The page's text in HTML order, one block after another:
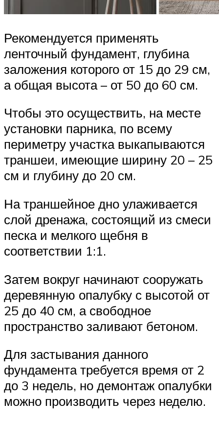
Рекомендуется применять
ленточный фундамент, глубина
заложения которого от 15 до 29 см,
а общая высота – от 50 до 60 см.
Чтобы это осуществить, на месте
установки парника, по всему
периметру участка выкапываются
траншеи, имеющие ширину 20 – 25
см и глубину до 20 см.
На траншейное дно улаживается
слой дренажа, состоящий из смеси
песка и мелкого щебня в
соответствии 1:1.
Затем вокруг начинают сооружать
деревянную опалубку с высотой от
25 до 40 см, а свободное
пространство заливают бетоном.
Для застывания данного
фундамента требуется время от 2
до 3 недель, но демонтаж опалубки
можно производить через неделю.